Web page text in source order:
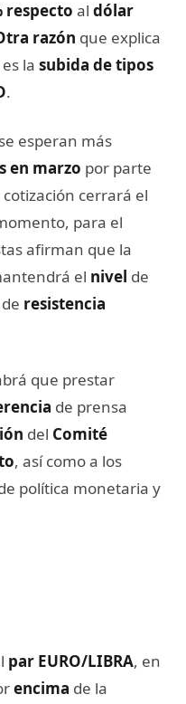
respecto al dólar
razón que explica
la subida de tipos
.
esperan más
en marzo por parte
cotización cerrará el
para el
afirman que la
el nivel de
de resistencia
que prestar
de prensa
del Comité
, así como a los
política monetaria y
par EURO/LIBRA, en
encima de la